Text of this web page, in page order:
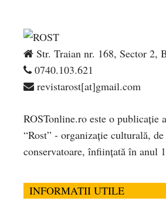
Str. Traian nr. 168, Sector 2,
0740.103.621
revistarost[at]gmail.com
ROSTonline.ro este o publicaţie
“Rost” - organizaţie culturală,
conservatoare, înfiinţată în anul
INFORMATII UTILE